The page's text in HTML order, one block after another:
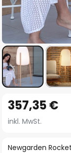
Anfang
der
springen
Newgarden
357,35 €
inkl. MwSt.